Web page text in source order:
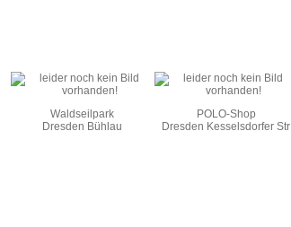
Waldseilpark
Dresden Bühlau
POLO-Shop
Dresden Kesselsdorfer Str